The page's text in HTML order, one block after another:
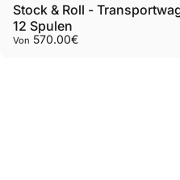
Stock & Roll -
12 Spulen
Von 570.00€